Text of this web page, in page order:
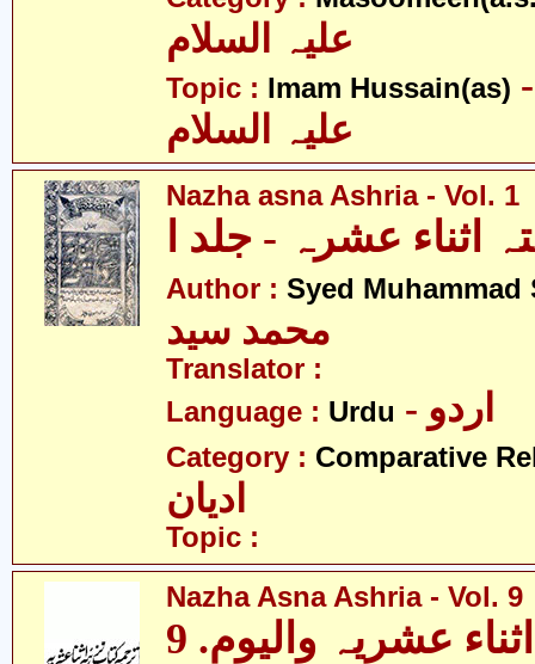
Topic : Imam Hussain(as)
علیہ السلام
Nazha asna Ashria - Vol. 1
اثناء عشرہ - جلد ا
Author : Syed Muhammad
محمد سید
Translator :
Language : Urdu - اردو
Category : Comparative
ادیان
Topic :
Nazha Asna Ashria - Vol. 9
عشریہ والیوم. 9